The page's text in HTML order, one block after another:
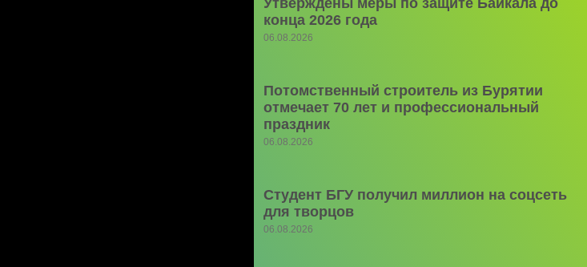
Утверждены меры по защите Байкала до
конца 2026 года
06.08.2026
Потомственный строитель из Бурятии
отмечает 70 лет и профессиональный
праздник
06.08.2026
Студент БГУ получил миллион на соцсеть
для творцов
06.08.2026